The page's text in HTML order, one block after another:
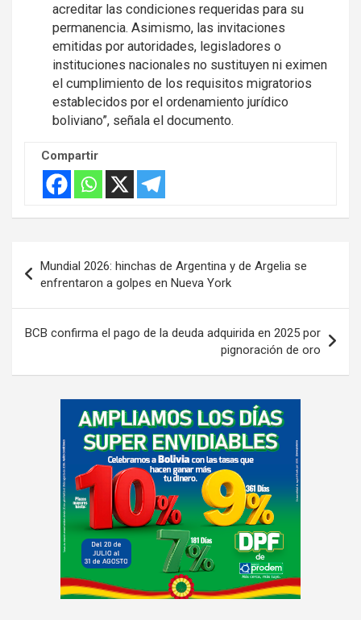
acreditar las condiciones requeridas para su
permanencia. Asimismo, las invitaciones
emitidas por autoridades, legisladores o
instituciones nacionales no sustituyen ni eximen
el cumplimiento de los requisitos migratorios
establecidos por el ordenamiento jurídico
boliviano”, señala el documento.
Compartir
de
entradas
Mundial 2026: hinchas de Argentina y de Argelia se
enfrentaron a golpes en Nueva York
BCB confirma el pago de la deuda adquirida en 2025 por
pignoración de oro